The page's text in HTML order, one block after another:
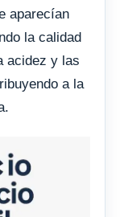
aparecían
la calidad
acidez y las
a la